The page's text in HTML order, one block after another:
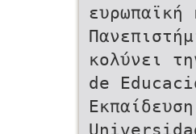
κολύνει
de